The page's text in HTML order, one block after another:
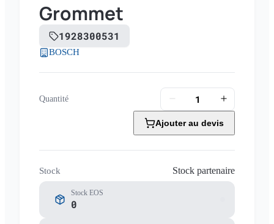
Grommet
1928300531
BOSCH
Quantité
Ajouter au devis
Stock Stock partenaire
Stock EOS
0